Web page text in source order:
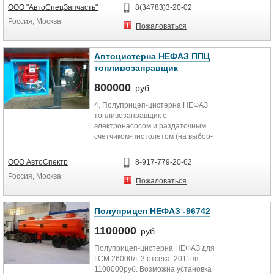
ООО "АвтоСпецЗапчасть"
Россия, Москва
8(34783)3-20-02
Пожаловаться
Автоцистерна НЕФАЗ ППЦ
топливозаправщик
800000 руб.
4. Полуприцеп-цистерна НЕФАЗ
топливозаправщик с
электронасосом и раздаточным
счетчиком-пистолетом (на выбор-
ООО АвтоСпектр
Россия, Москва
8-917-779-20-62
Пожаловаться
Полуприцеп НЕФАЗ -96742
1100000 руб.
Полуприцеп-цистерна НЕФАЗ для
ГСМ 26000л, 3 отсека, 2011г/в,
1100000руб. Возможна установка